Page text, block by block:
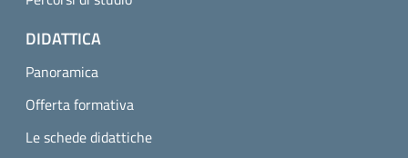
DIDATTICA
Panoramica
Offerta formativa
Le schede didattiche